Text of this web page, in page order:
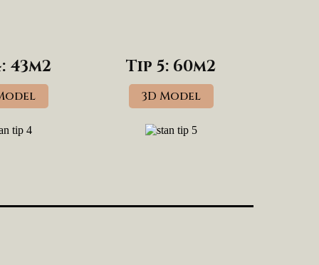
43m2 Tip 5: 60m2
3D Model